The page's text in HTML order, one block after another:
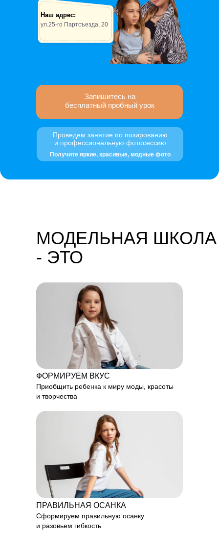
Запишитесь на
бесплатный пробный урок
Проведем занятие по позированию
и профессиональную фотосессию
Получите яркие, красивые, модные фото
Наш адрес:
ул.25-го Партсъезда, 20
МОДЕЛЬНАЯ ШКОЛА
- ЭТО
ФОРМИРУЕМ ВКУС
Приобщить ребенка к миру моды, красоты
и творчества
ПРАВИЛЬНАЯ ОСАНКА
Сформируем правильную осанку
и разовьем гибкость